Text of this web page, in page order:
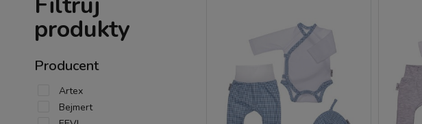
produkty
Producent
Artex
Bejmert